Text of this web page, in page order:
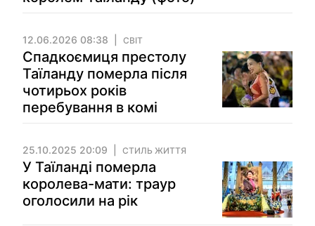
12.06.2026 08:38 СВІТ
Спадкоємиця престолу
Таїланду померла після
чотирьох років
перебування в комі
25.10.2025 20:09 СТИЛЬ ЖИТТЯ
У Таїланді померла
королева-мати: траур
оголосили на рік